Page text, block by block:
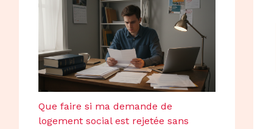
Que faire si ma demande de
logement social est rejetée sans